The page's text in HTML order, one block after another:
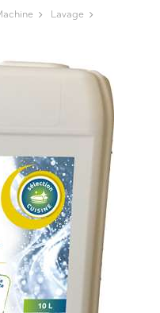
Lavage